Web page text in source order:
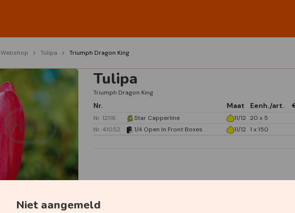
Niet aangemeld
Webshop Tulipa Triumph Dragon King
Tulipa
Triumph Dragon King
Nr. Maat Eenh./art.
Nr. 12116 Star Capperline 11/12 20 x 5
Nr. 41052
1/4 Open In Front Boxes 11/12 1 x 150
Primaire kleur